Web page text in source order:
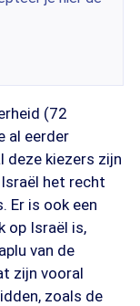
(72
al eerder
deze kiezers zijn
het recht
Er is ook een
op Israël is,
van de
zijn vooral
zoals de